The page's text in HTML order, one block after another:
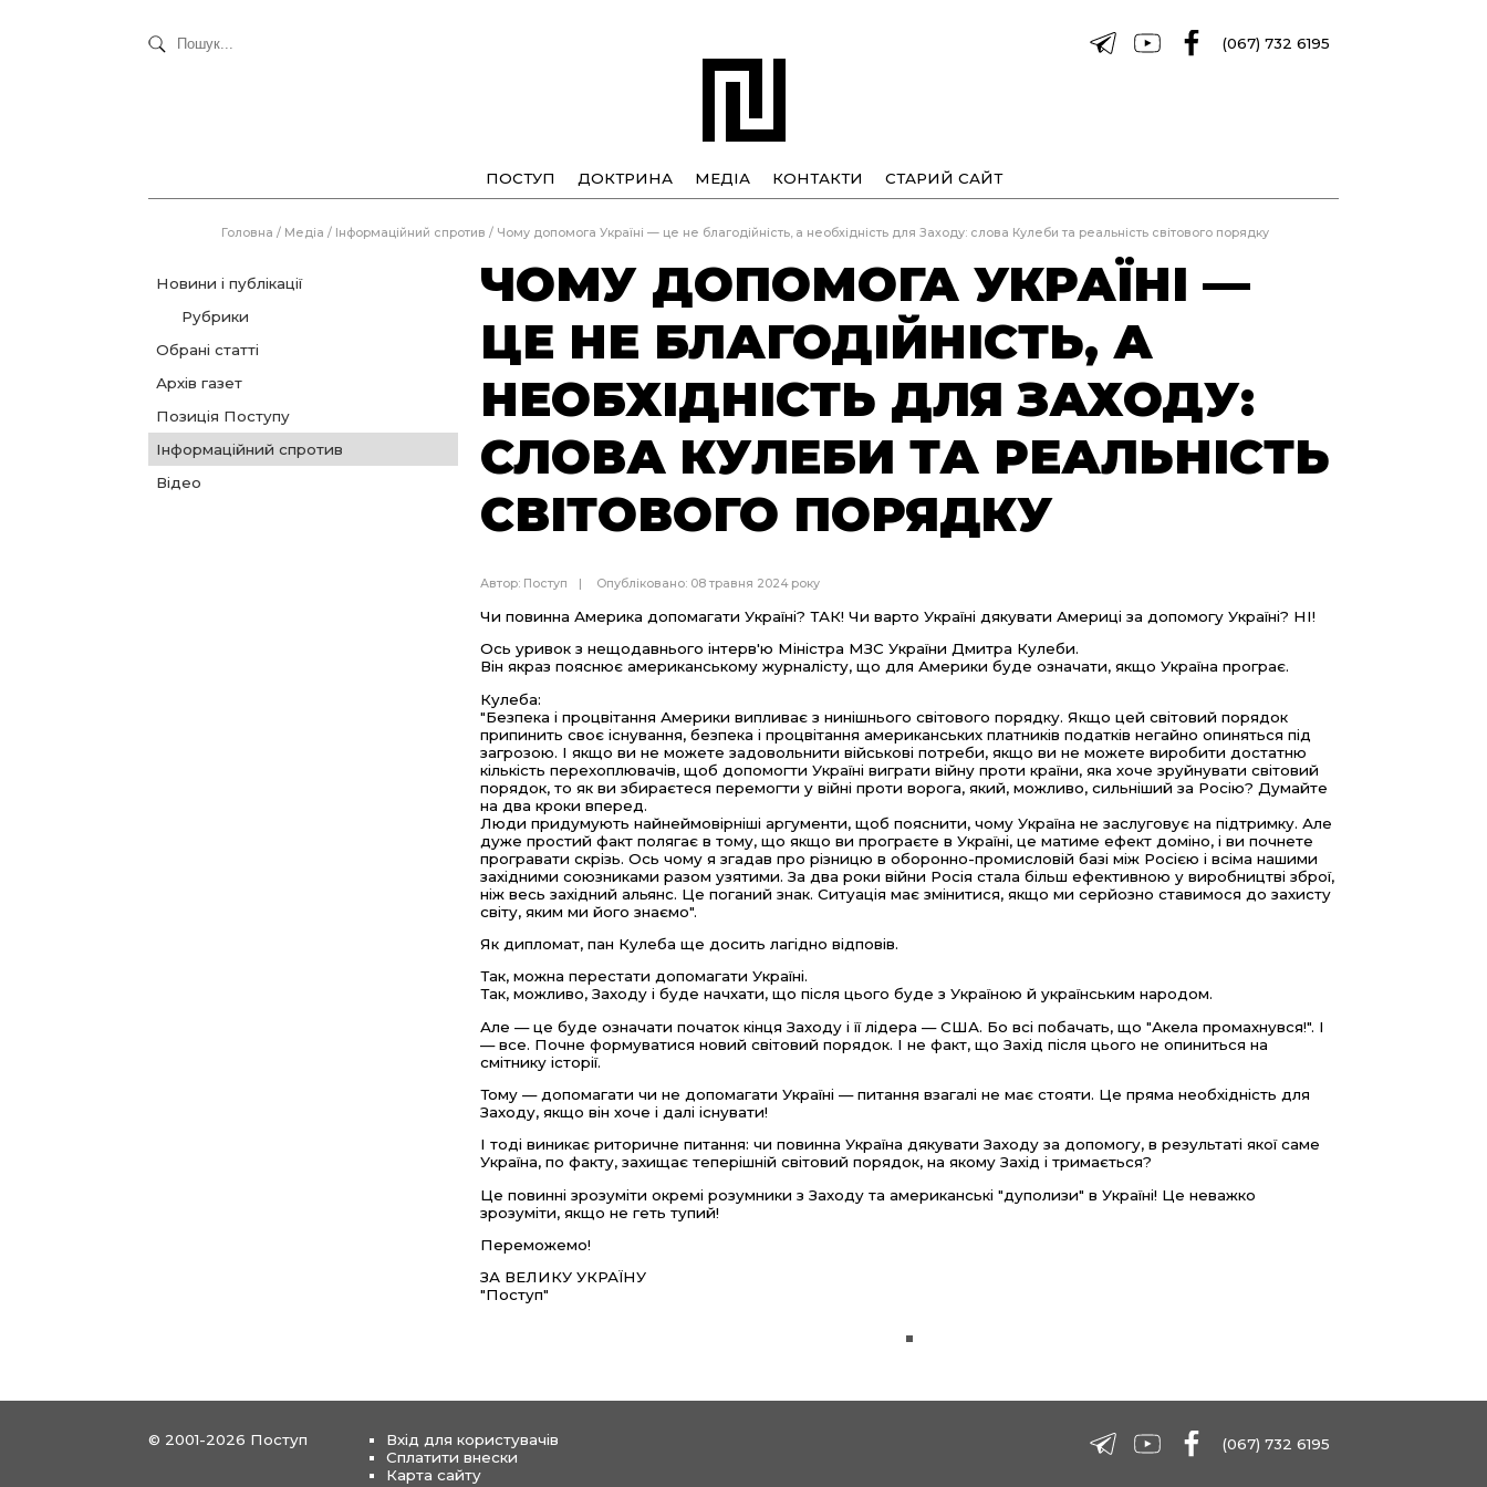
(067) 732 6195
ПОСТУП ДОКТРИНА МЕДІА КОНТАКТИ СТАРИЙ САЙТ
Головна / Медіа / Інформаційний спротив / Чому допомога Україні — це не благодійність, а необхідність для Заходу: слова Кулеби та реальність світового порядку
Новини і публікації
Рубрики
Обрані статті
Архів газет
Позиція Поступу
Інформаційний спротив
Відео
ЧОМУ ДОПОМОГА УКРАЇНІ —
ЦЕ НЕ БЛАГОДІЙНІСТЬ, А
НЕОБХІДНІСТЬ ДЛЯ ЗАХОДУ:
СЛОВА КУЛЕБИ ТА РЕАЛЬНІСТЬ
СВІТОВОГО ПОРЯДКУ
Автор: Поступ Опубліковано: 08 травня 2024 року
Чи повинна Америка допомагати Україні? ТАК! Чи варто Україні дякувати Америці за допомогу Україні? НІ!
Ось уривок з нещодавнього інтерв'ю Міністра МЗС України Дмитра Кулеби.
Він якраз пояснює американському журналісту, що для Америки буде означати, якщо Україна програє.
Кулеба:
"Безпека і процвітання Америки випливає з нинішнього світового порядку. Якщо цей світовий порядок
припинить своє існування, безпека і процвітання американських платників податків негайно опиняться під
загрозою. І якщо ви не можете задовольнити військові потреби, якщо ви не можете виробити достатню
кількість перехоплювачів, щоб допомогти Україні виграти війну проти країни, яка хоче зруйнувати світовий
порядок, то як ви збираєтеся перемогти у війні проти ворога, який, можливо, сильніший за Росію? Думайте
на два кроки вперед.
Люди придумують найнеймовірніші аргументи, щоб пояснити, чому Україна не заслуговує на підтримку. Але
дуже простий факт полягає в тому, що якщо ви програєте в Україні, це матиме ефект доміно, і ви почнете
програвати скрізь. Ось чому я згадав про різницю в оборонно-промисловій базі між Росією і всіма нашими
західними союзниками разом узятими. За два роки війни Росія стала більш ефективною у виробництві зброї,
ніж весь західний альянс. Це поганий знак. Ситуація має змінитися, якщо ми серйозно ставимося до захисту
світу, яким ми його знаємо".
Як дипломат, пан Кулеба ще досить лагідно відповів.
Так, можна перестати допомагати Україні.
Так, можливо, Заходу і буде начхати, що після цього буде з Україною й українським народом.
Але — це буде означати початок кінця Заходу і її лідера — США. Бо всі побачать, що "Акела промахнувся!". І
— все. Почне формуватися новий світовий порядок. І не факт, що Захід після цього не опиниться на
смітнику історії.
Тому — допомагати чи не допомагати Україні — питання взагалі не має стояти. Це пряма необхідність для
Заходу, якщо він хоче і далі існувати!
І тоді виникає риторичне питання: чи повинна Україна дякувати Заходу за допомогу, в результаті якої саме
Україна, по факту, захищає теперішній світовий порядок, на якому Захід і тримається?
Це повинні зрозуміти окремі розумники з Заходу та американські "дуполизи" в Україні! Це неважко
зрозуміти, якщо не геть тупий!
Переможемо!
ЗА ВЕЛИКУ УКРАЇНУ
"Поступ"
© 2001-2026 Поступ
Вхід для користувачів
Сплатити внески
Карта сайту
(067) 732 6195